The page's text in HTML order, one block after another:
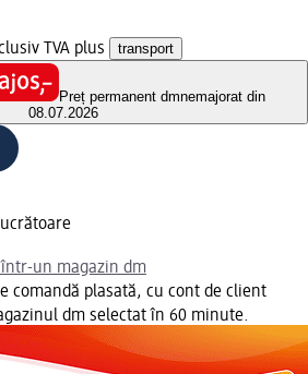
TVA plus transport
Preț permanent dmnemajorat din
08.07.2026
un magazin dm
comandă plasată, cu cont de client
dm selectat în 60 minute.